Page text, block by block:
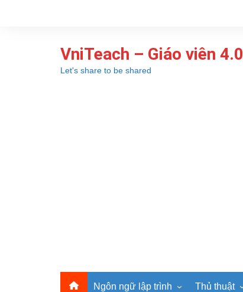
VniTeach – Giáo viên 4.0
Let's share to be shared
Ngôn ngữ lập trình Thủ thuật